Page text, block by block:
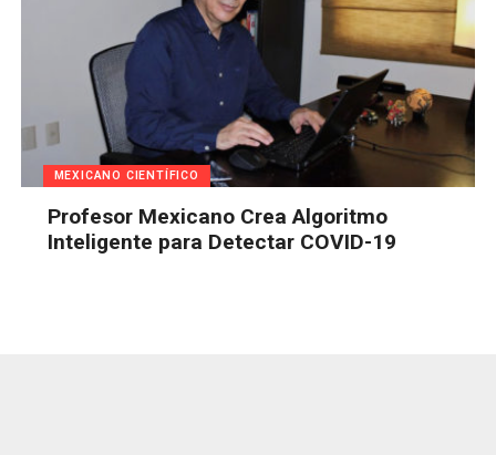
MEXICANO CIENTÍFICO
Profesor Mexicano Crea Algoritmo
Inteligente para Detectar COVID-19